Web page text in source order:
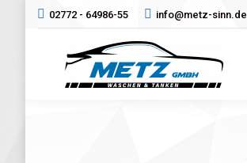
02772 - 64986-55 info@metz-sinn.de